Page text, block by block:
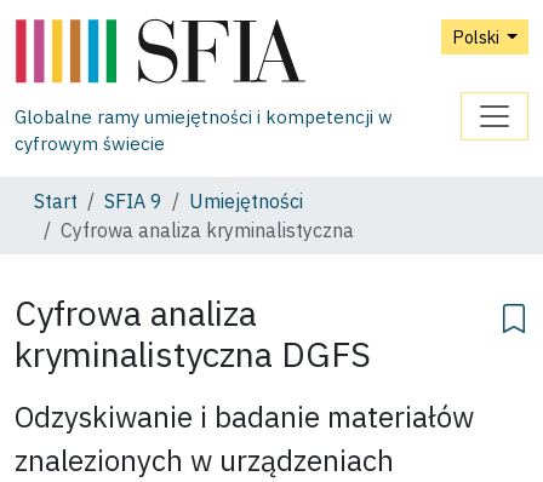
Polski
Globalne ramy umiejętności i kompetencji w
cyfrowym świecie
Start SFIA 9
Umiejętności
Cyfrowa analiza kryminalistyczna
Cyfrowa analiza
kryminalistyczna DGFS
Odzyskiwanie i badanie materiałów
znalezionych w urządzeniach